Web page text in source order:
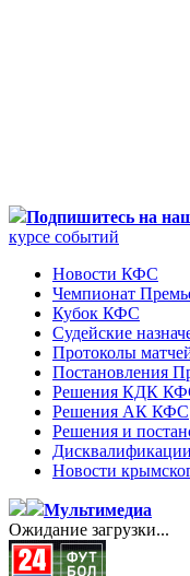
Подпишитесь на
курсе событий
Новости КФС
Чемпионат
Кубок КФС
Судейские
Протоколы
Постановления
Решения КДК
Решения АК КФС
Решения и
Дисквалификации
Новости
Мультимедиа
Ожидание загрузки...